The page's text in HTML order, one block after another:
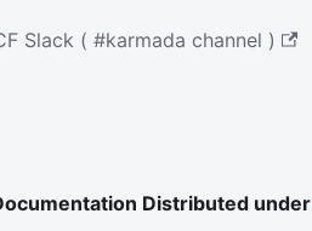
Slack ( #karmada channel )
Distributed under